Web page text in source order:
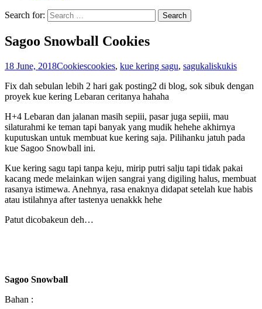
Search for:
Sagoo Snowball Cookies
18 June, 2018Cookiescookies, kue kering sagu, sagukaliskukis
Fix dah sebulan lebih 2 hari gak posting2 di blog, sok sibuk dengan
proyek kue kering Lebaran ceritanya hahaha
H+4 Lebaran dan jalanan masih sepiii, pasar juga sepiii, mau
silaturahmi ke teman tapi banyak yang mudik hehehe akhirnya
kuputuskan untuk membuat kue kering saja. Pilihanku jatuh pada
kue Sagoo Snowball ini.
Kue kering sagu tapi tanpa keju, mirip putri salju tapi tidak pakai
kacang mede melainkan wijen sangrai yang digiling halus, membuat
rasanya istimewa. Anehnya, rasa enaknya didapat setelah kue habis
atau istilahnya after tastenya uenakkk hehe
Patut dicobakeun deh…
Sagoo Snowball
Bahan :